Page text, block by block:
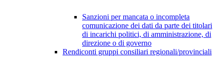
Sanzioni per mancata o incompleta
comunicazione dei dati da parte dei titolari
di incarichi politici, di amministrazione, di
direzione o di governo
Rendiconti gruppi consiliari regionali/provinciali